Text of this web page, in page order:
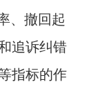
、撤回起
追诉纠错
指标的作